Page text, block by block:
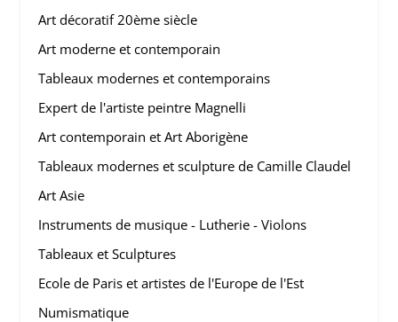
Art décoratif 20ème siècle
Art moderne et contemporain
Tableaux modernes et contemporains
Expert de l'artiste peintre Magnelli
Art contemporain et Art Aborigène
Tableaux modernes et sculpture de Camille Claudel
Art Asie
Instruments de musique - Lutherie - Violons
Tableaux et Sculptures
Ecole de Paris et artistes de l'Europe de l'Est
Numismatique